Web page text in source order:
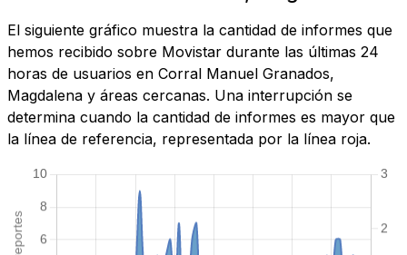
El siguiente gráfico muestra la cantidad de informes que
hemos recibido sobre Movistar durante las últimas 24
horas de usuarios en Corral Manuel Granados,
Magdalena y áreas cercanas. Una interrupción se
determina cuando la cantidad de informes es mayor que
la línea de referencia, representada por la línea roja.